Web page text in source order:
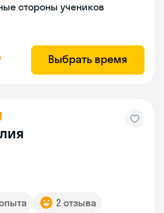
стороны учеников
Выбрать время
2 отзыва